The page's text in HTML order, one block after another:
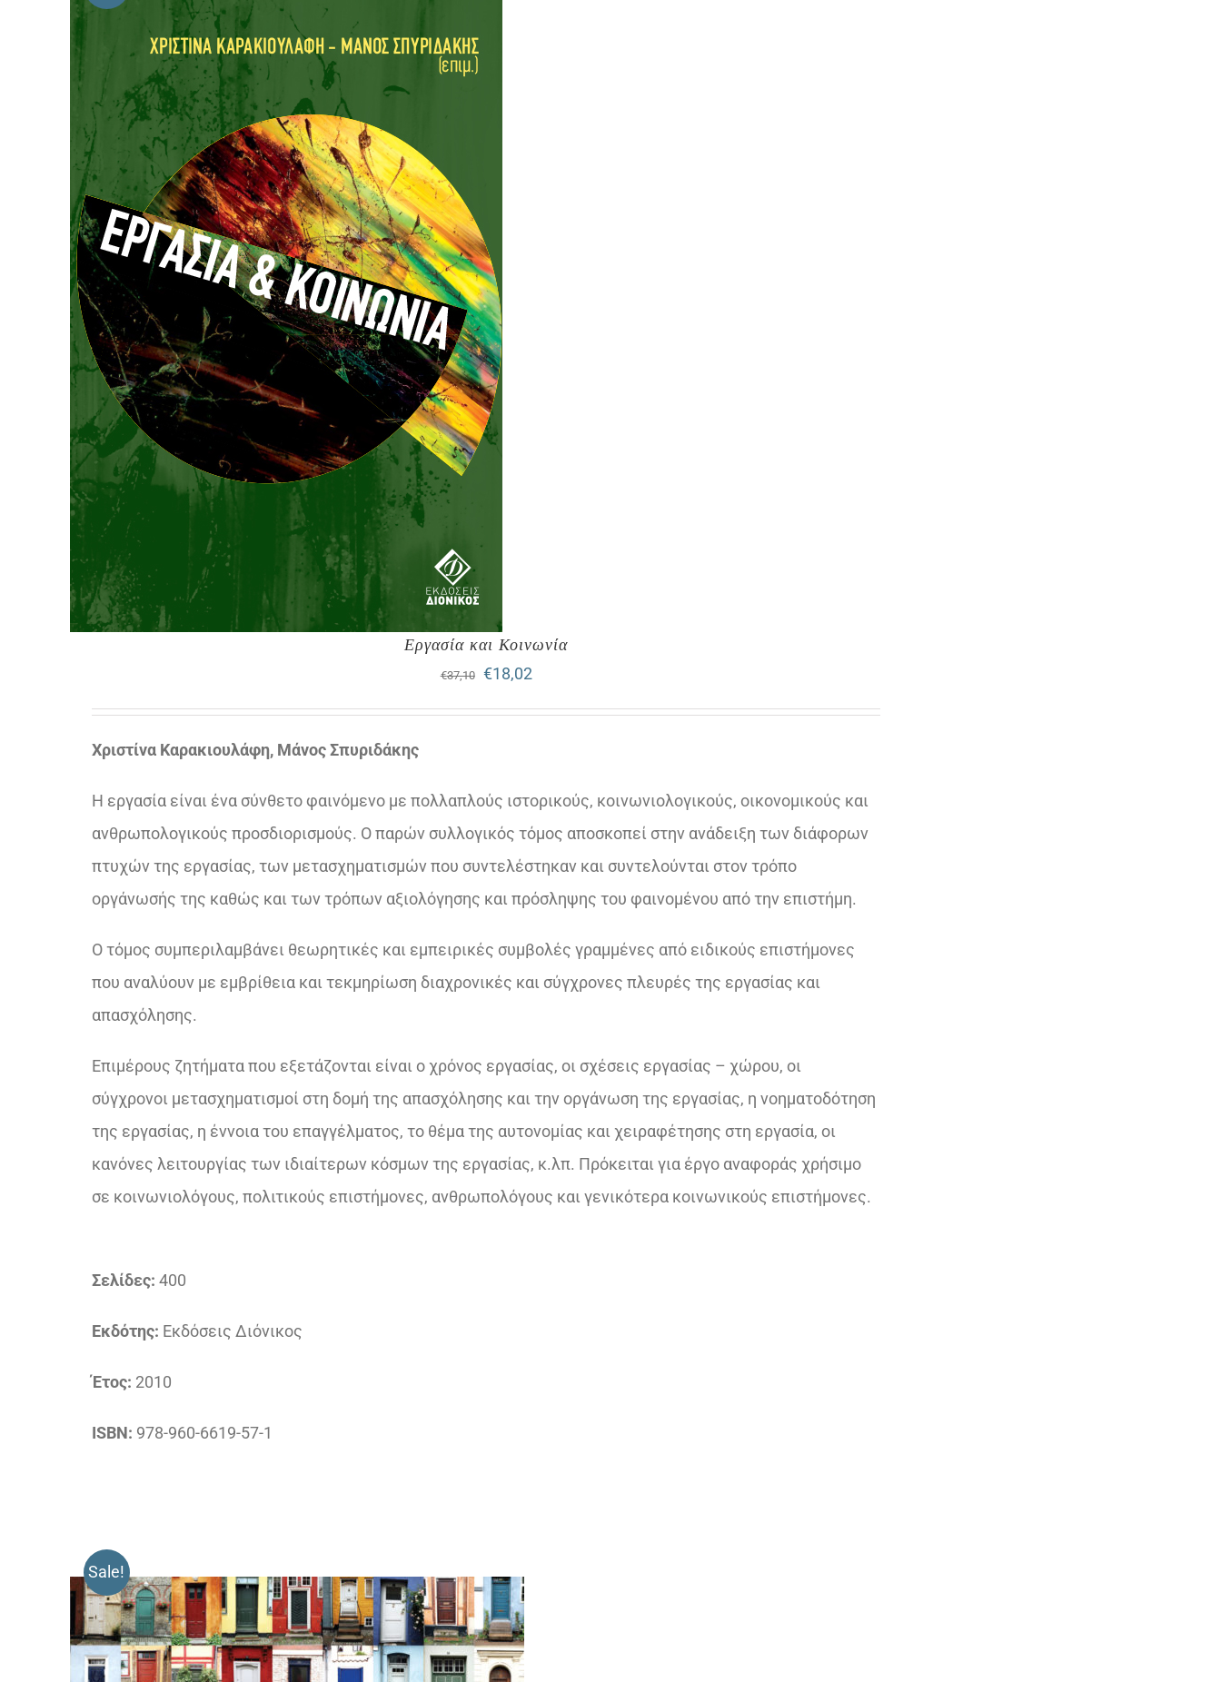
Εργασία και Κοινωνία
€37,10
Original
price
€18,02Η
τρέχουσα
€18,02.
Χριστίνα Καρακιουλάφη, Μάνος Σπυριδάκης
Η εργασία είναι ένα σύνθετο φαινόμενο με πολλαπλούς ιστορικούς, κοινωνιολογικούς, οικονομικούς και
ανθρωπολογικούς προσδιορισμούς. Ο παρών συλλογικός τόμος αποσκοπεί στην ανάδειξη των διάφορων
πτυχών της εργασίας, των µετασχηµατισµών που συντελέστηκαν και συντελούνται στον τρόπο
οργάνωσής της καθώς και των τρόπων αξιολόγησης και πρόσληψης του φαινομένου από την επιστήμη.
Ο τόμος συμπεριλαμβάνει θεωρητικές και εμπειρικές συμβολές γραμμένες από ειδικούς επιστήμονες
που αναλύουν με εμβρίθεια και τεκμηρίωση διαχρονικές και σύγχρονες πλευρές της εργασίας και
απασχόλησης.
Επιμέρους ζητήματα που εξετάζονται είναι ο χρόνος εργασίας, οι σχέσεις εργασίας – χώρου, οι
σύγχρονοι µετασχηµατισµοί στη δομή της απασχόλησης και την οργάνωση της εργασίας, η νοηµατοδότηση
της εργασίας, η έννοια του επαγγέλματος, το θέμα της αυτονομίας και χειραφέτησης στη εργασία, οι
κανόνες λειτουργίας των ιδιαίτερων κόσμων της εργασίας, κ.λπ. Πρόκειται για έργο αναφοράς χρήσιμο
σε κοινωνιολόγους, πολιτικούς επιστήμονες, ανθρωπολόγους και γενικότερα κοινωνικούς επιστήμονες.
Σελίδες: 400
Εκδότης: Εκδόσεις Διόνικος
Έτος: 2010
ISBN: 978-960-6619-57-1
Sale!